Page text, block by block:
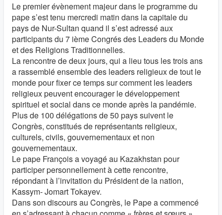
Le premier évènement majeur dans le programme du
pape s’est tenu mercredi matin dans la capitale du
pays de Nur-Sultan quand il s’est adressé aux
participants du 7 ième Congrés des Leaders du Monde
et des Religions Traditionnelles.
La rencontre de deux jours, qui a lieu tous les trois ans
a rassemblé ensemble des leaders religieux de tout le
monde pour fixer ce temps sur comment les leaders
religieux peuvent encourager le développement
spirituel et social dans ce monde après la pandémie.
Plus de 100 délégations de 50 pays suivent le
Congrès, constitués de représentants religieux,
culturels, civils, gouvernementaux et non
gouvernementaux.
Le pape François a voyagé au Kazakhstan pour
participer personnellement à cette rencontre,
répondant à l’invitation du Président de la nation,
Kassym- Jomart Tokayev.
Dans son discours au Congrès, le Pape a commencé